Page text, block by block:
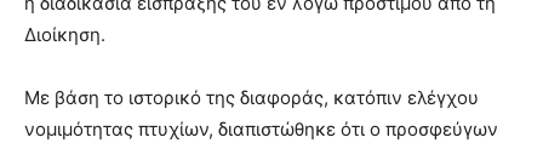
Διοίκηση.
Με βάση το ιστορικό της διαφοράς, κατόπιν ελέγχου
νομιμότητας πτυχίων, διαπιστώθηκε ότι ο προσφεύγων